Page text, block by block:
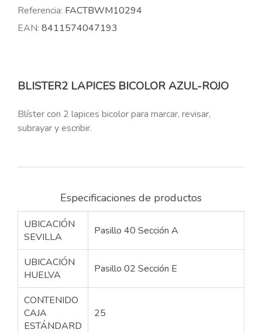
Referencia: FACTBWM10294
EAN: 8411574047193
BLISTER2 LAPICES BICOLOR AZUL-ROJO
Blíster con 2 lapices bicolor para marcar, revisar,
subrayar y escribir.
Especificaciones de productos
UBICACIÓN
SEVILLA
Pasillo 40 Sección A
UBICACIÓN
HUELVA
Pasillo 02 Sección E
CONTENIDO
CAJA
ESTÁNDARD
25